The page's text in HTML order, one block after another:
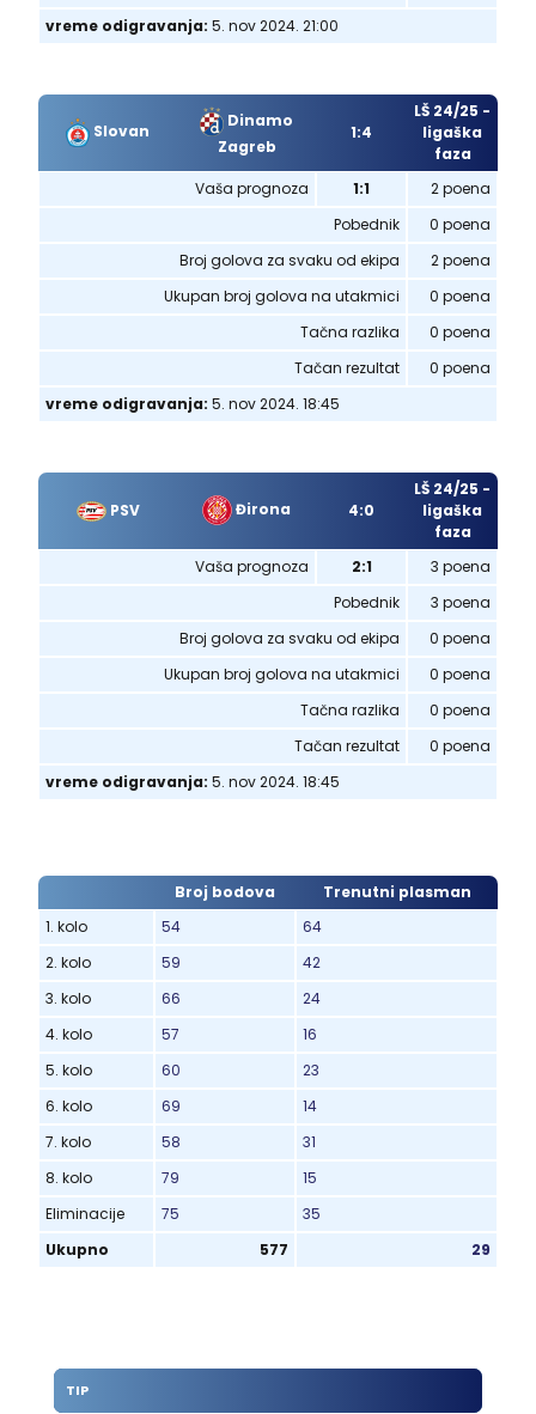
vreme odigravanja: 5. nov 2024. 21:00
Slovan
Dinamo
Zagreb
1:4
LŠ 24/25 -
ligaška
faza
Vaša prognoza
1:1
2 poena
Pobednik
0 poena
Broj golova za svaku od ekipa
2 poena
Ukupan broj golova na utakmici
0 poena
Tačna razlika
0 poena
Tačan rezultat
0 poena
vreme odigravanja: 5. nov 2024. 18:45
PSV Đirona 4:0
LŠ 24/25 -
ligaška
faza
Vaša prognoza
2:1
3 poena
Pobednik
3 poena
Broj golova za svaku od ekipa
0 poena
Ukupan broj golova na utakmici
0 poena
Tačna razlika
0 poena
Tačan rezultat
0 poena
vreme odigravanja: 5. nov 2024. 18:45
Broj bodova
Trenutni plasman
1. kolo
54
64
2. kolo
59
42
3. kolo
66
24
4. kolo
57
16
5. kolo
60
23
6. kolo
69
14
7. kolo
58
31
8. kolo
79
15
Eliminacije
75
35
Ukupno
577 29
TIP